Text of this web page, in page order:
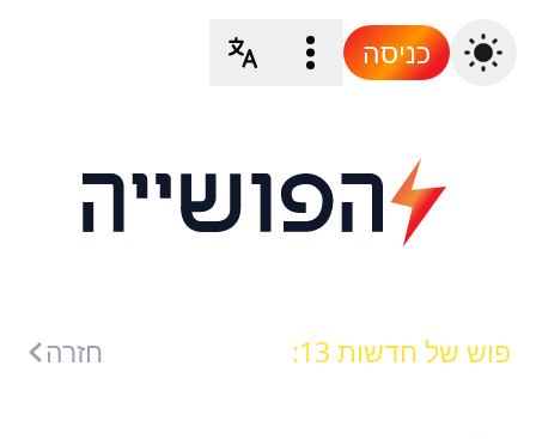
כניסה
פוש של חדשות 13: חזרה